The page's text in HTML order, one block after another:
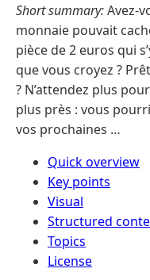
Short summary:Avez-
monnaie pouvait
pièce de 2 euros qui
que vous croyez ?
? N’attendez plus
plus près : vous
vos prochaines …
Quick overview
Key points
Visual
Structured
Topics
License